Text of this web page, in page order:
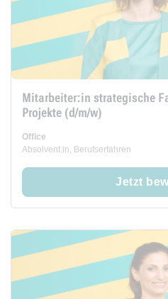
Mitarbeiter:in strategische
Projekte (d/m/w)
Office
Absolvent:in, Berufserfahren
Jetzt